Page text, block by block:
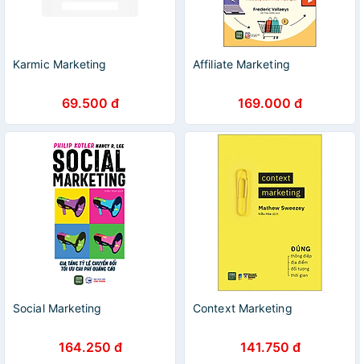
Karmic Marketing
69.500 đ
Affiliate Marketing
169.000 đ
Social Marketing
164.250 đ
Context Marketing
141.750 đ